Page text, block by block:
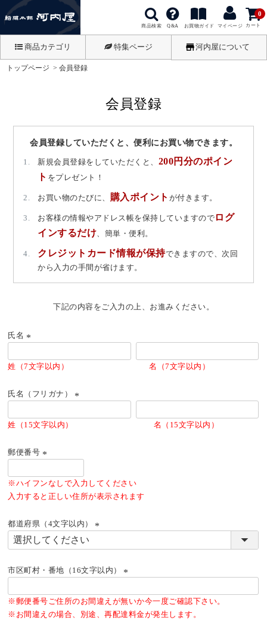
商品検索 Q&A お買物ガイド マイページ カート
0
商品カテゴリ 特集ページ 河内屋について
トップページ 会員登録
会員登録
会員登録していただくと、便利にお買い物できます。
新規会員登録をしていただくと、 200円分のポイン
ト をプレゼント！
お買い物のたびに、 購入ポイント が付きます。
お客様の情報やアドレス帳を保持していますので ログ
インするだけ、簡単・便利。
クレジットカード情報が保持できますので、次回
から入力の手間が省けます。
下記の内容をご入力の上、お進みください。
氏名
須)
姓（7文字以内） 名（7文字以内）
氏名（フリガナ）
姓（15文字以内） 名（15文字以内）
郵便番号
須)
※ハイフンなしで入力してください
入力すると正しい住所が表示されます
都道府県（4文字以内）
市区町村・番地（16文字以内）
須)
※郵便番号ご住所のお間違えが無いか今一度ご確認下さい。
※お間違えの場合、別途、再配達料金が発生します。